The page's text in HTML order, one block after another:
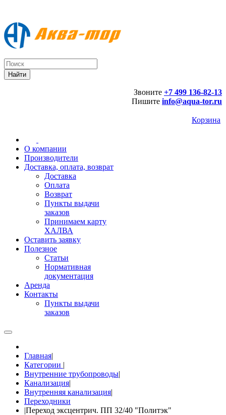
Звоните +7 499 136-82-13
Пишите info@aqua-tor.ru
Корзина
О компании
Производители
Доставка, оплата, возврат
Доставка
Оплата
Возврат
Пункты выдачи
заказов
Принимаем карту
ХАЛВА
Оставить заявку
Полезное
Статьи
Нормативная
документация
Аренда
Контакты
Пункты выдачи
заказов
Главная|
Категории |
Внутренние трубопроводы|
Канализация|
Внутренняя канализация|
Переходники
|Переход эксцентрич. ПП 32/40 "Политэк"